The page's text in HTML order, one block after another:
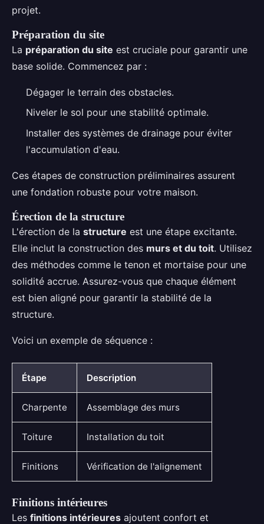
projet.
Préparation du site
La préparation du site est cruciale pour garantir une
base solide. Commencez par :
Dégager le terrain des obstacles.
Niveler le sol pour une stabilité optimale.
Installer des systèmes de drainage pour éviter
l'accumulation d'eau.
Ces étapes de construction préliminaires assurent
une fondation robuste pour votre maison.
Érection de la structure
L'érection de la structure est une étape excitante.
Elle inclut la construction des murs et du toit. Utilisez
des méthodes comme le tenon et mortaise pour une
solidité accrue. Assurez-vous que chaque élément
est bien aligné pour garantir la stabilité de la
structure.
Voici un exemple de séquence :
Étape Description
Charpente Assemblage des murs
Toiture Installation du toit
Finitions Vérification de l'alignement
Finitions intérieures
Les finitions intérieures ajoutent confort et